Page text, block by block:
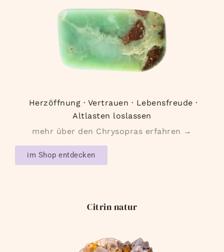
Herzöffnung · Vertrauen · Lebensfreude ·
Altlasten loslassen
mehr über den Chrysopras erfahren →
im Shop entdecken
Citrin natur